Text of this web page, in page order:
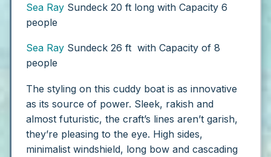
Sea Ray Sundeck 20 ft long with Capacity 6
people
Sea Ray Sundeck 26 ft with Capacity of 8
people
The styling on this cuddy boat is as innovative
as its source of power. Sleek, rakish and
almost futuristic, the craft’s lines aren’t garish,
they’re pleasing to the eye. High sides,
minimalist windshield, long bow and cascading